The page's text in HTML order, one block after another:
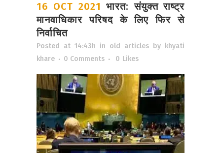
16 OCT 2021 भारत: संयुक्त राष्ट्र
मानवाधिकार परिषद के लिए फिर से
निर्वाचित
Posted at 14:43h in old articles by
khyati
khare
0 Comments 0 Likes